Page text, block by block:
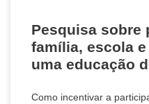
Pesquisa sobre
família, escola
uma educação
Como incentivar a